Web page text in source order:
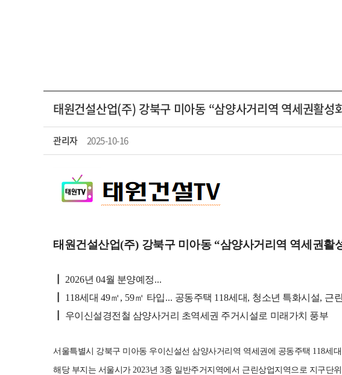
태원건설산업(주) 강북구 미아동 “삼양사거리역 역세권활성
관리자 2025-10-16
태원건설산업(주) 강북구 미아동 “삼양사거리역 역세권활
2026년 04월 분양예정...
118세대 49㎡, 59㎡ 타입... 공동주택 118세대, 청소년 특화시설, 근
우이신설경전철 삼양사거리 초역세권 주거시설로 미래가치 풍부
서울특별시 강북구 미아동 우이신설선 삼양사거리역 역세권에 공동주택 118세
해당 부지는 서울시가2023년3종 일반주거지역에서 근린상업지역으로 지구단